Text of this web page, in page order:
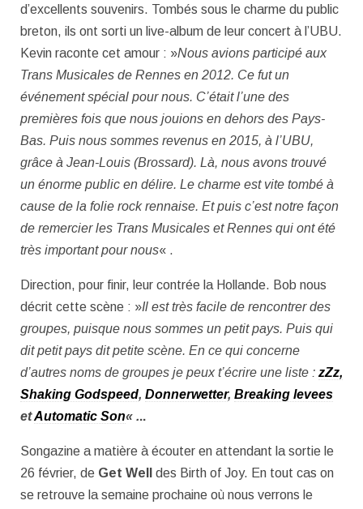
d’excellents souvenirs. Tombés sous le charme du public
breton, ils ont sorti un live-album de leur concert à l’UBU.
Kevin raconte cet amour : »Nous avions participé aux
Trans Musicales de Rennes en 2012. Ce fut un
événement spécial pour nous. C’était l’une des
premières fois que nous jouions en dehors des Pays-
Bas. Puis nous sommes revenus en 2015, à l’UBU,
grâce à Jean-Louis (Brossard). Là, nous avons trouvé
un énorme public en délire. Le charme est vite tombé à
cause de la folie rock rennaise. Et puis c’est notre façon
de remercier les Trans Musicales et Rennes qui ont été
très important pour nous« .
Direction, pour finir, leur contrée la Hollande. Bob nous
décrit cette scène : »Il est très facile de rencontrer des
groupes, puisque nous sommes un petit pays. Puis qui
dit petit pays dit petite scène. En ce qui concerne
d’autres noms de groupes je peux t’écrire une liste : zZz,
Shaking Godspeed, Donnerwetter, Breaking levees
etAutomatic Son« ...
Songazine a matière à écouter en attendant la sortie le
26 février, de Get Well
des Birth of Joy. En tout cas on
se retrouve la semaine prochaine où nous verrons le